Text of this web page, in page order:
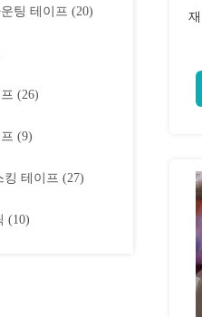
팅 테이프 (20)
(26)
(9)
킹 테이프 (27)
(10)